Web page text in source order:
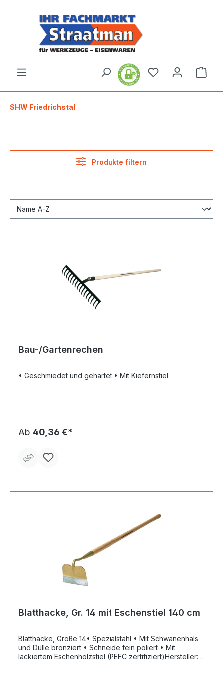
SHW Friedrichstal
Produkte filtern
Bau-/Gartenrechen
• Geschmiedet und gehärtet • Mit Kiefernstiel
Ab 40,36 €*
Blatthacke, Gr. 14 mit Eschenstiel 140 cm
Blatthacke, Größe 14• Spezialstahl • Mit Schwanenhals
und Dülle bronziert • Schneide fein poliert • Mit
lackiertem Eschenholzstiel (PEFC zertifiziert)Hersteller: